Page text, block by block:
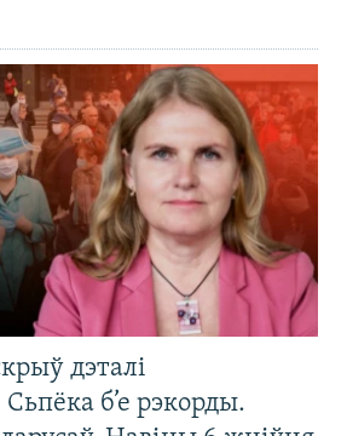
дэталі
б’е рэкорды.